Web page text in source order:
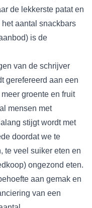
de lekkerste patat en
aantal snackbars
is de
van de schrijver
gerefereerd aan een
groente en fruit
mensen met
stijgt wordt met
doordat we te
te veel suiker eten en
ongezond eten.
aan gemak en
van een